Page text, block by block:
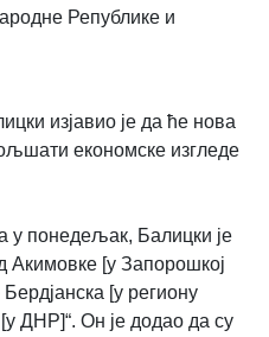
Републике и
изјавио је да ће нова
економске изгледе
у понедељак, Балицки је
Акимовке [у Запорошкој
[у региону
ДНР]“. Он је додао да су